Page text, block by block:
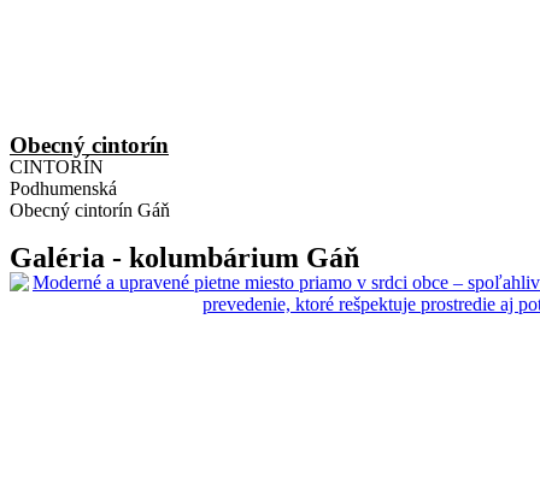
Obecný cintorín
CINTORÍN
Podhumenská
Obecný cintorín Gáň
Galéria - kolumbárium Gáň